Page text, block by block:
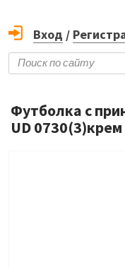
Вход /
Футболка с
UD